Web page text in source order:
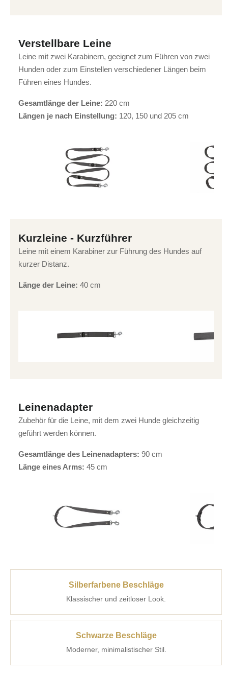
Verstellbare Leine
Leine mit zwei Karabinern, geeignet zum Führen von zwei
Hunden oder zum Einstellen verschiedener Längen beim
Führen eines Hundes.
Gesamtlänge der Leine: 220 cm
Längen je nach Einstellung: 120, 150 und 205 cm
Kurzleine - Kurzführer
Leine mit einem Karabiner zur Führung des Hundes auf
kurzer Distanz.
Länge der Leine: 40 cm
Leinenadapter
Zubehör für die Leine, mit dem zwei Hunde gleichzeitig
geführt werden können.
Gesamtlänge des Leinenadapters: 90 cm
Länge eines Arms: 45 cm
Silberfarbene Beschläge
Klassischer und zeitloser Look.
Schwarze Beschläge
Moderner, minimalistischer Stil.